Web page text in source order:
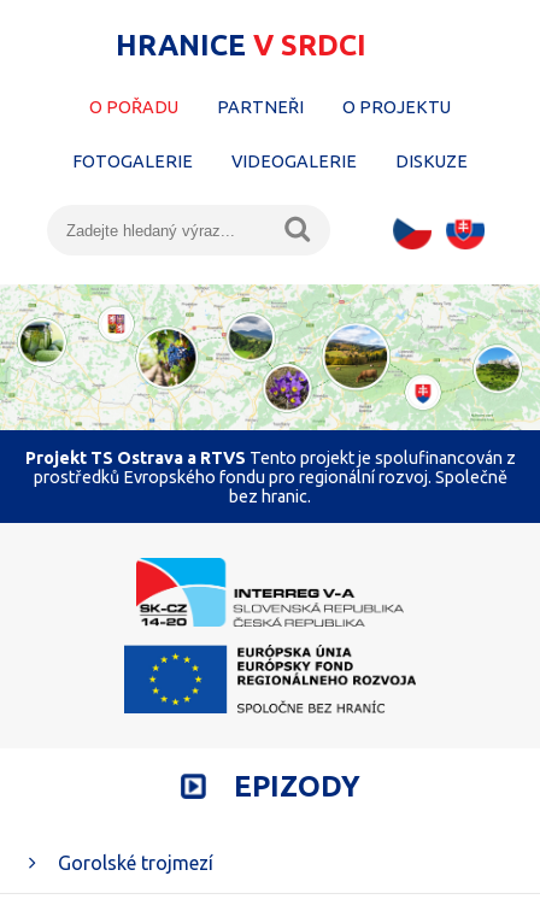
HRANICE V SRDCI
O POŘADU PARTNEŘI O PROJEKTU
FOTOGALERIE VIDEOGALERIE DISKUZE
Projekt TS Ostrava a RTVS Tento projekt je spolufinancován z
prostředků Evropského fondu pro regionální rozvoj. Společně
bez hranic.
EPIZODY
Gorolské trojmezí